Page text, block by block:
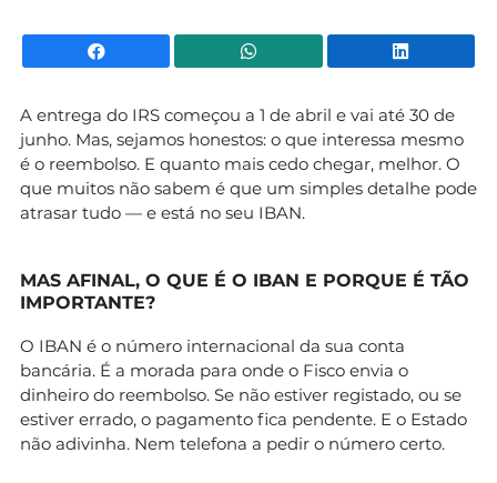
Facebook WhatsApp
A entrega do IRS começou a 1 de abril e vai até 30 de
junho. Mas, sejamos honestos: o que interessa mesmo
é o reembolso. E quanto mais cedo chegar, melhor. O
que muitos não sabem é que um simples detalhe pode
atrasar tudo — e está no seu IBAN.
MAS AFINAL, O QUE É O IBAN E PORQUE É TÃO
IMPORTANTE?
O IBAN é o número internacional da sua conta
bancária. É a morada para onde o Fisco envia o
dinheiro do reembolso. Se não estiver registado, ou se
estiver errado, o pagamento fica pendente. E o Estado
não adivinha. Nem telefona a pedir o número certo.